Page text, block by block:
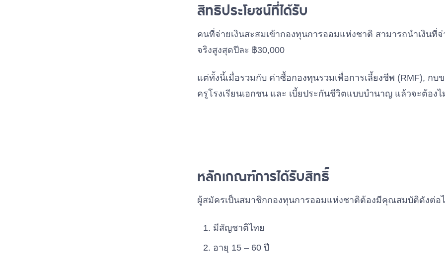
สิทธิประโยชน์ที่ได้รับ
คนที่จ่ายเงินสะสมเข้ากองทุนการออมแห่งชาติ สามารถนำเงิน
จริงสูงสุดปีละ ฿30,000
แต่ทั้งนี้เมื่อรวมกับ ค่าซื้อกองทุนรวมเพื่อการเลี้ยงชีพ (RMF), กบ
ครูโรงเรียนเอกชน และ เบี้ยประกันชีวิตแบบบำนาญ แล้วจะต้องไ
หลักเกณฑ์การได้รับสิทธิ์
ผู้สมัครเป็นสมาชิกกองทุนการออมแห่งชาติต้องมีคุณสมบัติดังต่อ
มีสัญชาติไทย
อายุ 15 – 60 ปี